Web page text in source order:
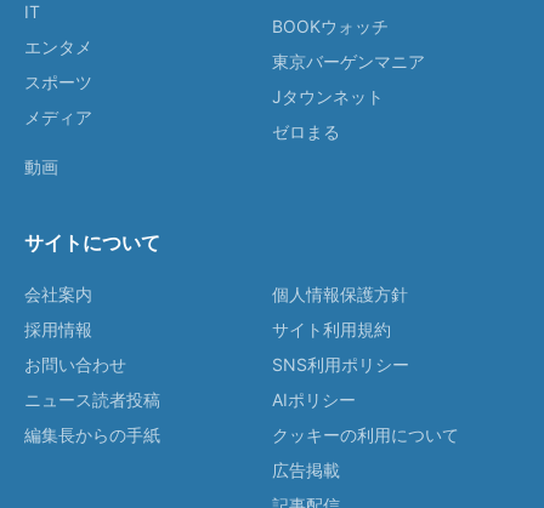
IT
エンタメ
スポーツ
メディア
動画
BOOKウォッチ
東京バーゲンマニア
Jタウンネット
ゼロまる
サイトについて
会社案内
採用情報
お問い合わせ
ニュース読者投稿
編集長からの手紙
個人情報保護方針
サイト利用規約
SNS利用ポリシー
AIポリシー
クッキーの利用について
広告掲載